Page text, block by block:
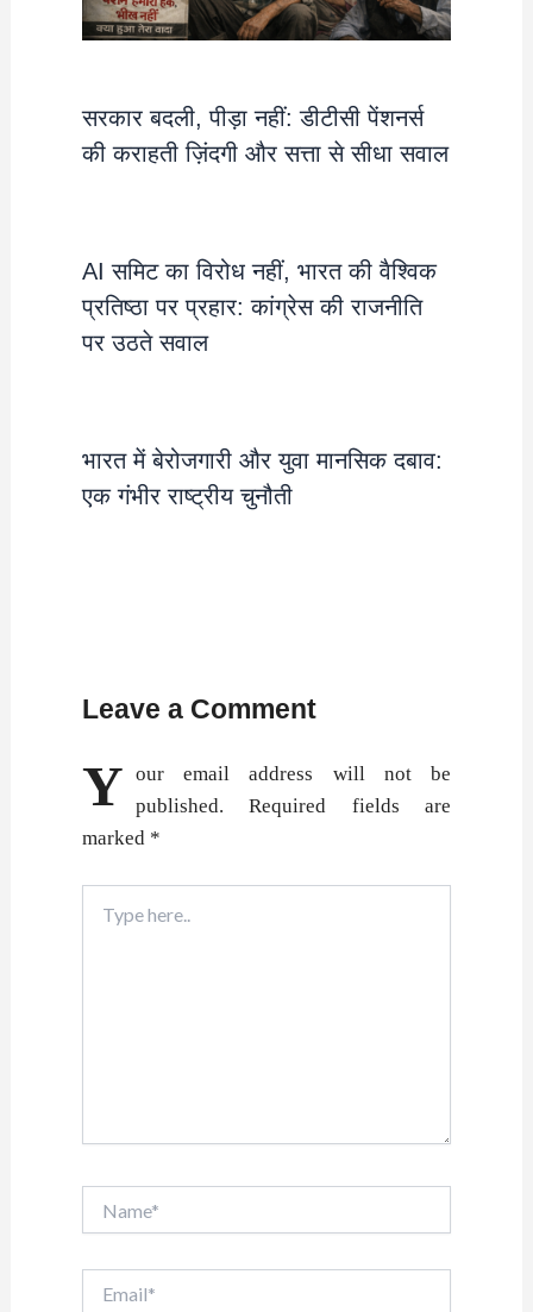
सरकार बदली, पीड़ा नहीं: डीटीसी पेंशनर्स
की कराहती ज़िंदगी और सत्ता से सीधा सवाल
AI समिट का विरोध नहीं, भारत की वैश्विक
प्रतिष्ठा पर प्रहार: कांग्रेस की राजनीति
पर उठते सवाल
भारत में बेरोजगारी और युवा मानसिक दबाव:
एक गंभीर राष्ट्रीय चुनौती
Leave a Comment
Y our email address will not be
published.
Required fields are
marked *
here..